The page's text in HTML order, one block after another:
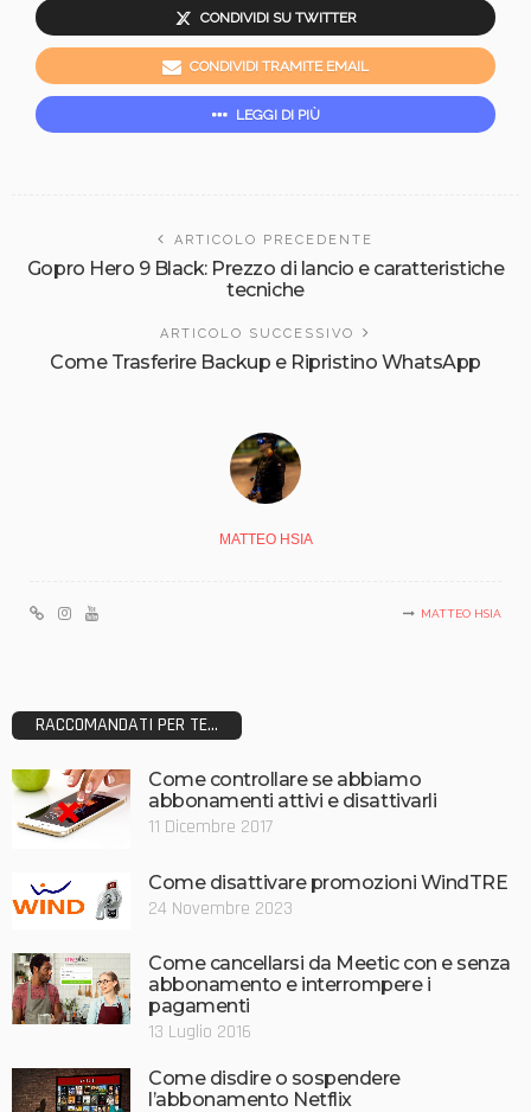
CONDIVIDI SU TWITTER
CONDIVIDI TRAMITE EMAIL
LEGGI DI PIÙ
ARTICOLO PRECEDENTE
Gopro Hero 9 Black: Prezzo di lancio e caratteristiche
tecniche
ARTICOLO SUCCESSIVO
Come Trasferire Backup e Ripristino WhatsApp
MATTEO HSIA
MATTEO HSIA
RACCOMANDATI PER TE...
Come controllare se abbiamo
abbonamenti attivi e disattivarli
11 Dicembre 2017
Come disattivare promozioni WindTRE
24 Novembre 2023
Come cancellarsi da Meetic con e senza
abbonamento e interrompere i
pagamenti
13 Luglio 2016
Come disdire o sospendere
l’abbonamento Netflix